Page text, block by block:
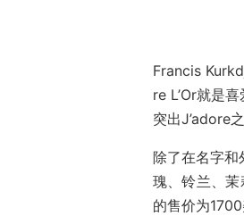
Francis
re L’Or就是
突出J’adore
除了在名字
瑰、铃兰、
的售价为